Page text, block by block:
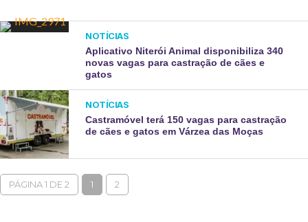
NOTÍCIAS
Aplicativo Niterói Animal disponibiliza 340
novas vagas para castração de cães e
gatos
NOTÍCIAS
Castramóvel terá 150 vagas para castração
de cães e gatos em Várzea das Moças
PÁGINA 1 DE 2 1 2